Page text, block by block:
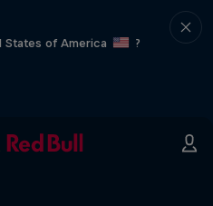
States of America
?